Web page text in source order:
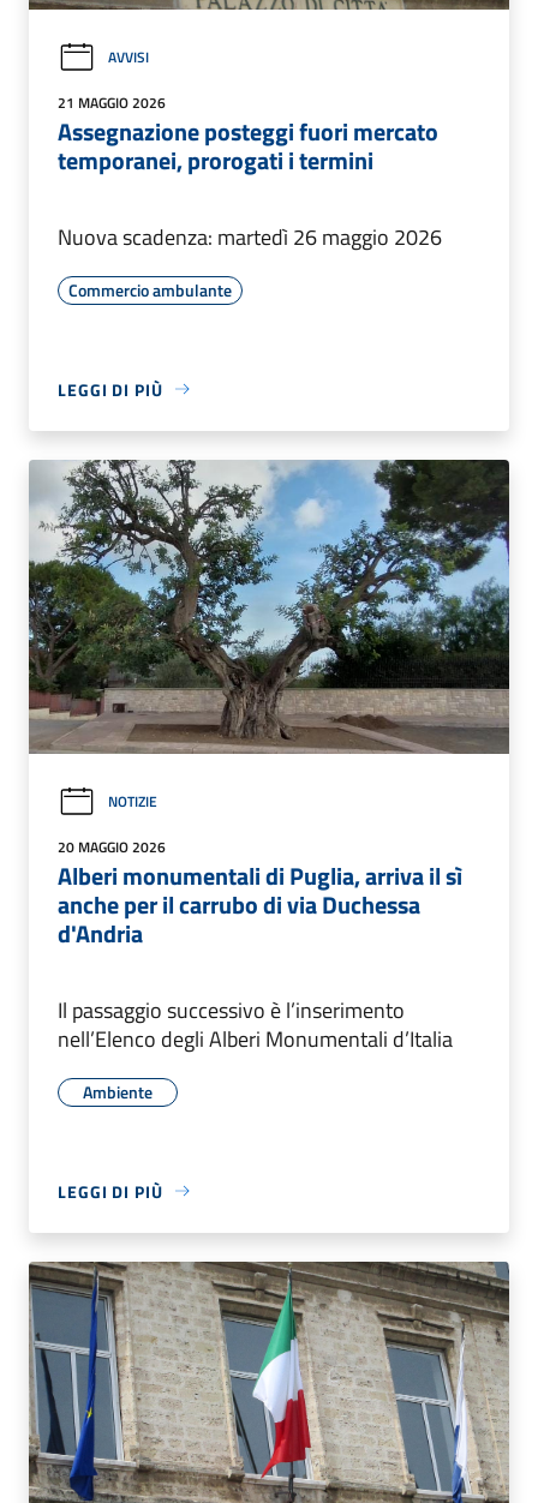
AVVISI
21 MAGGIO 2026
Assegnazione posteggi fuori mercato
temporanei, prorogati i termini
Nuova scadenza: martedì 26 maggio 2026
Commercio ambulante
LEGGI DI PIÙ
NOTIZIE
20 MAGGIO 2026
Alberi monumentali di Puglia, arriva il sì
anche per il carrubo di via Duchessa
d'Andria
Il passaggio successivo è l’inserimento
nell’Elenco degli Alberi Monumentali d’Italia
Ambiente
LEGGI DI PIÙ